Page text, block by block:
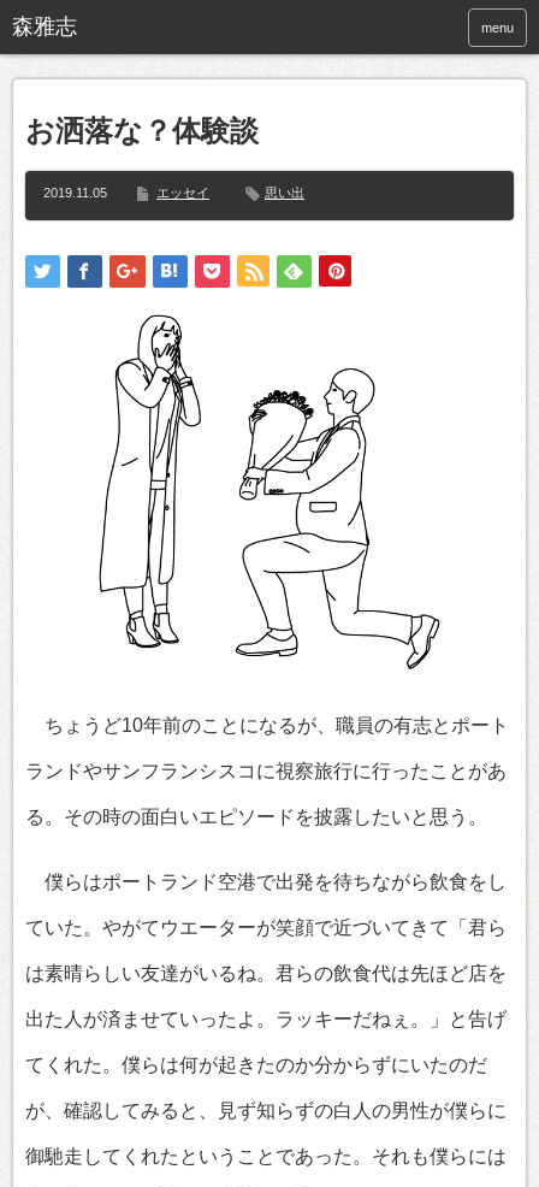
menu
お洒落な？体験談
2019.11.05 エッセイ 思い出
ちょうど10年前のことになるが、職員の有志とポート
ランドやサンフランシスコに視察旅行に行ったことがあ
る。その時の面白いエピソードを披露したいと思う。
僕らはポートランド空港で出発を待ちながら飲食をし
ていた。やがてウエーターが笑顔で近づいてきて「君ら
は素晴らしい友達がいるね。君らの飲食代は先ほど店を
出た人が済ませていったよ。ラッキーだねぇ。」と告げ
てくれた。僕らは何が起きたのか分からずにいたのだ
が、確認してみると、見ず知らずの白人の男性が僕らに
御馳走してくれたということであった。それも僕らには